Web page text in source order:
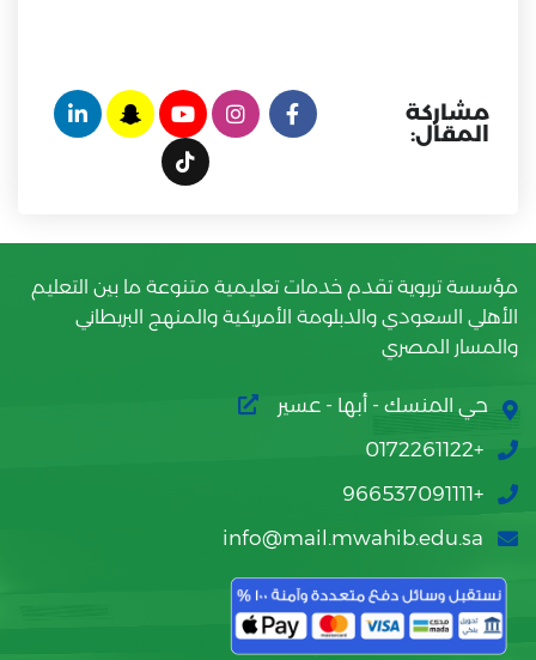
مشاركة
المقال:
مؤسسة تربوية تقدم خدمات تعليمية متنوعة ما بين التعليم
الأهلي السعودي والدبلومة الأمريكية والمنهج البريطاني
والمسار المصري
حي المنسك - أبها - عسير
+0172261122
+966537091111
info@mail.mwahib.edu.sa